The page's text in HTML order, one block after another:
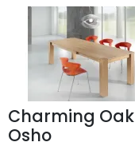
Charming Oak
Osho